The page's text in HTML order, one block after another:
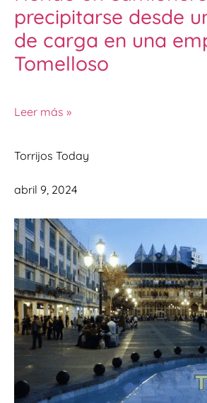
precipitarse desde
de carga en una
Tomelloso
Leer más »
Torrijos Today
abril 9, 2024